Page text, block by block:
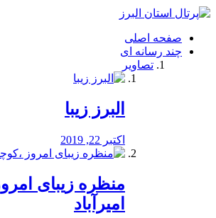
فصد
شرق
تهران
خشکشویی
صفحه اصلی
چند رسانه ای
تصاویر
البرز زیبا
اکتبر 22, 2019
منظره‌‌ زیبای
امیرآباد